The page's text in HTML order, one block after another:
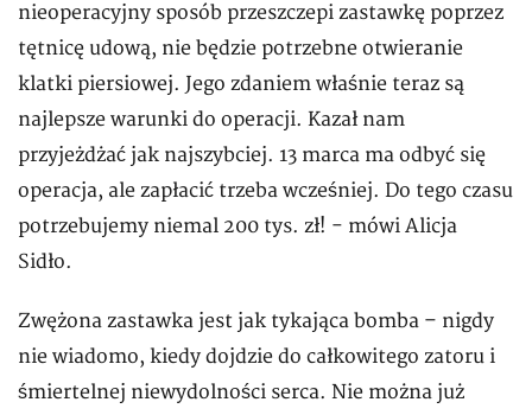
nieoperacyjny sposób przeszczepi zastawkę poprzez
tętnicę udową, nie będzie potrzebne otwieranie
klatki piersiowej. Jego zdaniem właśnie teraz są
najlepsze warunki do operacji. Kazał nam
przyjeżdżać jak najszybciej. 13 marca ma odbyć się
operacja, ale zapłacić trzeba wcześniej. Do tego czasu
potrzebujemy niemal 200 tys. zł! - mówi Alicja
Sidło.
Zwężona zastawka jest jak tykająca bomba – nigdy
nie wiadomo, kiedy dojdzie do całkowitego zatoru i
śmiertelnej niewydolności serca. Nie można już